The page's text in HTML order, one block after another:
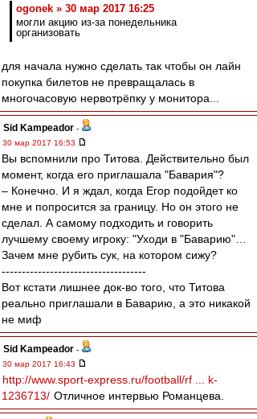
ogonek » 30 мар 2017 16:25
могли акцию из-за понедельника
организовать
для начала нужно сделать так чтобы он лайн
покупка билетов не превращалась в
многочасовую нервотрёпку у монитора...
Sid Kampeador -
30 мар 2017 16:53
Вы вспомнили про Титова. Действительно был
момент, когда его приглашала "Бавария"?
– Конечно. И я ждал, когда Егор подойдет ко
мне и попросится за границу. Но он этого не
сделал. А самому подходить и говорить
лучшему своему игроку: "Уходи в "Баварию"…
Зачем мне рубить сук, на котором сижу?
------------------------------------
Вот кстати лишнее док-во того, что Титова
реально приглашали в Баварию, а это никакой
не миф
Sid Kampeador -
30 мар 2017 16:43
http://www.sport-express.ru/football/rf ... k-
1236713/ Отличное интервью Романцева.